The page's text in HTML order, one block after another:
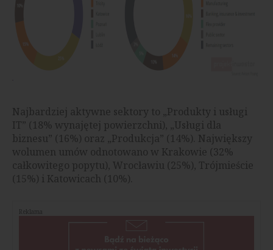
Najbardziej aktywne sektory to „Produkty i usługi
IT” (18% wynajętej powierzchni), „Usługi dla
biznesu” (16%) oraz „Produkcja” (14%). Największy
wolumen umów odnotowano w Krakowie (32%
całkowitego popytu), Wrocławiu (25%), Trójmieście
(15%) i Katowicach (10%).
Reklama